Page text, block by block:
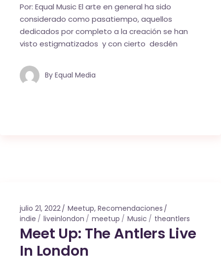
Por: Equal Music El arte en general ha sido
considerado como pasatiempo, aquellos
dedicados por completo a la creación se han
visto estigmatizados y con cierto desdén
By Equal Media
julio 21, 2022 Meetup, Recomendaciones
indie
liveinlondon meetup Music theantlers
Meet Up: The Antlers Live
In London